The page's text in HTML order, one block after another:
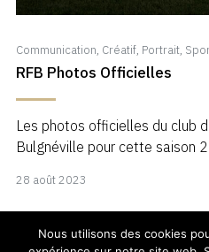
Communication, Créatif, Portrait,
RFB Photos Officielles
Les photos officielles du club
Bulgnéville pour cette saison
28 août 2023
2023
Nous utilisons des cookies